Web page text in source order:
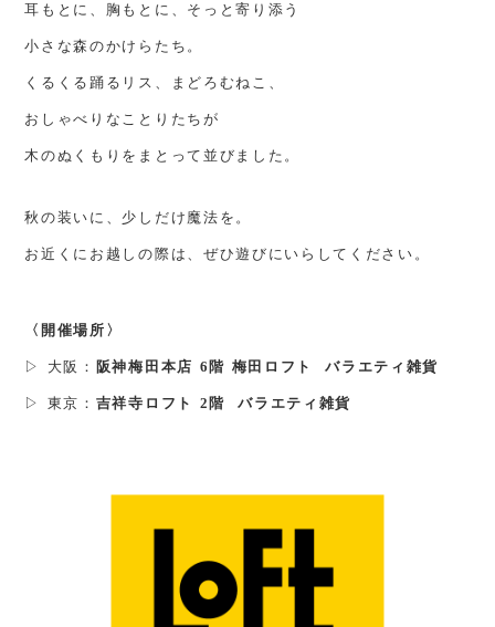
耳もとに、胸もとに、そっと寄り添う
小さな森のかけらたち。
くるくる踊るリス、まどろむねこ、
おしゃべりなことりたちが
木のぬくもりをまとって並びました。
秋の装いに、少しだけ魔法を。
お近くにお越しの際は、ぜひ遊びにいらしてください。
〈開催場所〉
▷ 大阪： 阪神梅田本店 6階 梅田ロフト バラエティ雑貨
▷ 東京： 吉祥寺ロフト 2階 バラエティ雑貨